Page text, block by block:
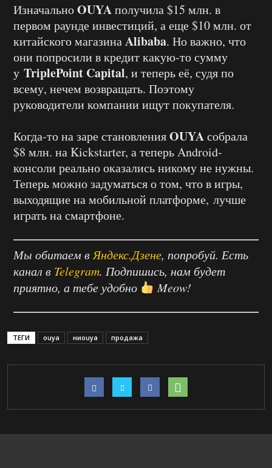
ИзначальноOUYAполучила $15 млн. в
первом раунде инвестиций, а еще $10 млн. от
китайского магазинаAlibaba. Но важно, что
они попросили в кредит какую-то сумму
у TriplePoint Capital, и теперь её, судя по
всему, нечем возвращать. Поэтому
руководители компании ищут покупателя.
Когда-то на заре становленияOUYAсобрала
$8 млн. на Kickstarter, а теперь Android-
консоли реально оказались никому не нужны.
Теперь можно задуматься о том, что в игры,
выходящие на мобильной платформе, лучше
играть на смартфоне.
Мы обитаем вЯндекс.Дзене, попробуй. Есть
канал в Telegram. Подпишись, нам будет
приятно, а тебе удобно
Meow!
ТЕГИ ouya ниouya продажа